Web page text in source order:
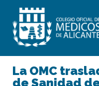
La OMC
de Sanidad